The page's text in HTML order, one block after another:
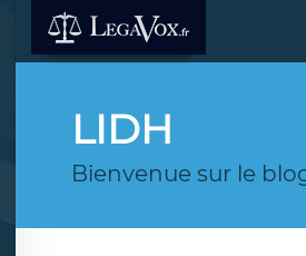
LIDH
Bienvenue sur le